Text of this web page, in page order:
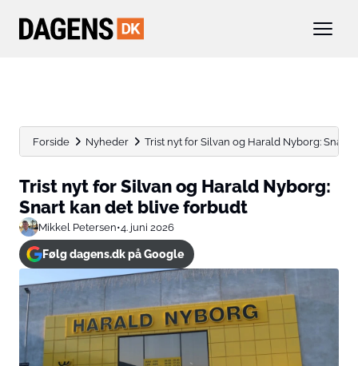
Forside Nyheder Trist nyt for Silvan og Harald Nyborg: Snart
Trist nyt for Silvan og Harald Nyborg:
Snart kan det blive forbudt
Mikkel Petersen•4. juni 2026
Følg dagens.dk på Google